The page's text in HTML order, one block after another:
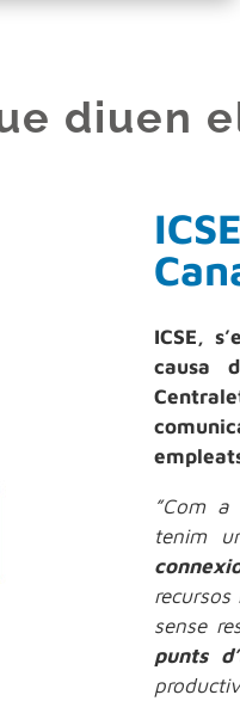
diuen
ICSE,
causa
”Com
tenim
sense
punts